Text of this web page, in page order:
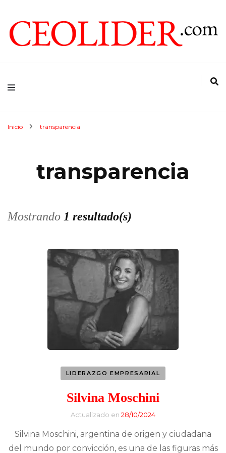
CEOLIDER.COM
Inicio transparencia
transparencia
Mostrando 1 resultado(s)
LIDERAZGO EMPRESARIAL
Silvina Moschini
Actualizado en 28/10/2024
Silvina Moschini, argentina de origen y ciudadana
del mundo por convicción, es una de las figuras más